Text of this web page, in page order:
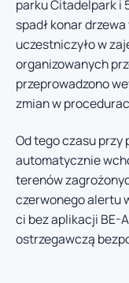
parku Citadelpark i
spadł konar
uczestniczyło w
organizowanych
przeprowadzono
zmian w
Od tego czasu
automatycznie
terenów
czerwonego alertu
ci bez aplikacji BE-
ostrzegawczą